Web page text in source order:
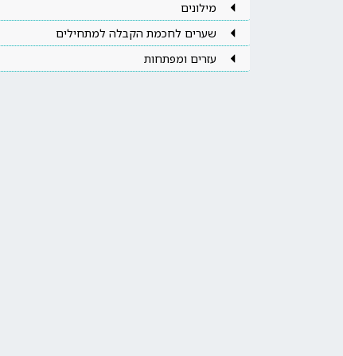
מילונים
שערים לחכמת הקבלה למתחילים
עזרים ומפתחות